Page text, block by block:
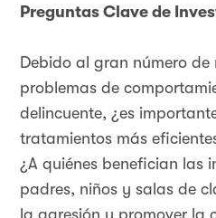
Preguntas Clave de
Debido al gran número de
problemas de
delincuente, ¿es
tratamientos más
¿A quiénes benefician las
padres, niños y salas de
la agresión y promover la